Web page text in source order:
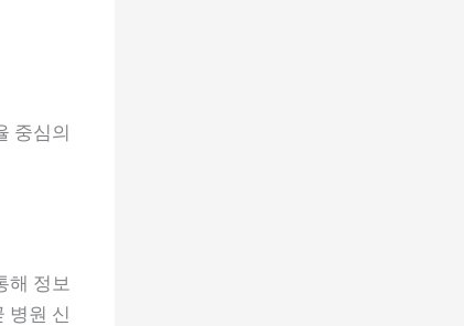
중심의
해 정보
병원 신